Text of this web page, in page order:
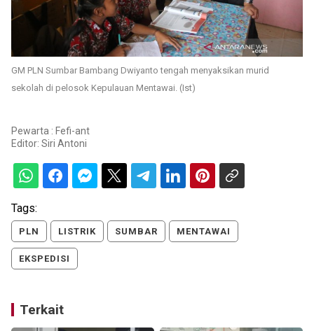
GM PLN Sumbar Bambang Dwiyanto tengah menyaksikan murid
sekolah di pelosok Kepulauan Mentawai. (Ist)
Pewarta : Fefi-ant
Editor: Siri Antoni
Tags:
PLN LISTRIK SUMBAR MENTAWAI
EKSPEDISI
Terkait